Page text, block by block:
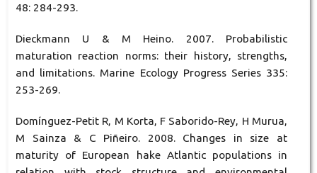
48: 284-293.
Dieckmann U & M Heino. 2007. Probabilistic
maturation reaction norms: their history, strengths,
and limitations. Marine Ecology Progress Series 335:
253-269.
Domínguez-Petit R, M Korta, F Saborido-Rey, H Murua,
M Sainza & C Piñeiro. 2008. Changes in size at
maturity of European hake Atlantic populations in